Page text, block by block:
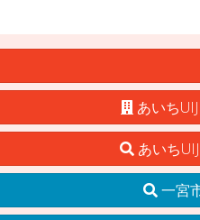
あいち
あいち
一宮